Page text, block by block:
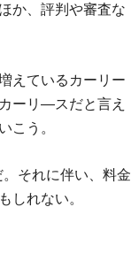
か、評判や審査な
えているカーリー
ーリ—スだと言え
こう。
それに伴い、料金
しれない。